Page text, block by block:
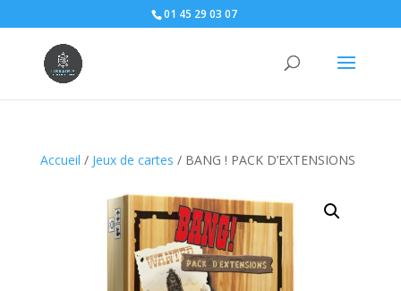
01 45 29 03 07
Accueil / Jeux de cartes / BANG ! PACK D’EXTENSIONS